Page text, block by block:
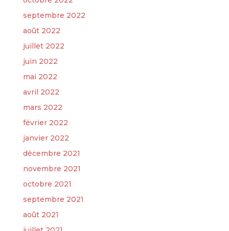
septembre 2022
août 2022
juillet 2022
juin 2022
mai 2022
avril 2022
mars 2022
février 2022
janvier 2022
décembre 2021
novembre 2021
octobre 2021
septembre 2021
août 2021